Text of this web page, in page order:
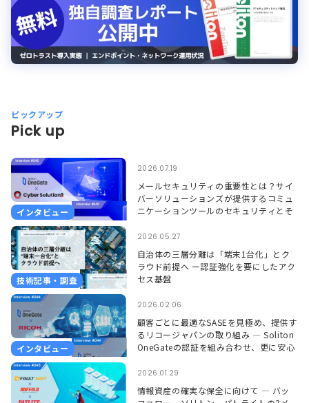
ピックアップ
Pick up
インタビュー
2026.07.19
メールセキュリティの重要性とは？サイ
バーソリューションズが提供するコミュ
ニケーションツールのセキュリティとそ
技術記事・調査
2026.05.27
自治体の三層分離は「端末1台化」とク
ラウド前提へ ー認証強化を要にしたアク
セス基盤
インタビュー
2026.02.06
顧客ごとに最適なSASEを見極め、提供す
るリコージャパンの取り組み ― Soliton
OneGateの認証を組み合わせ、更に安心
2026.01.29
情報資産の確実な保全に向けて ― バッ